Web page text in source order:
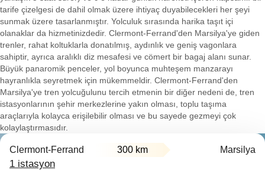
tarife çizelgesi de dahil olmak üzere ihtiyaç duyabilecekleri her şeyi
sunmak üzere tasarlanmıştır. Yolculuk sırasında harika taşıt içi
olanaklar da hizmetinizdedir. Clermont-Ferrand'den Marsilya'ye giden
trenler, rahat koltuklarla donatılmış, aydınlık ve geniş vagonlara
sahiptir, ayrıca aralıklı diz mesafesi ve cömert bir bagaj alanı sunar.
Büyük panaromik penceler, yol boyunca muhteşem manzarayı
hayranlıkla seyretmek için mükemmeldir. Clermont-Ferrand'den
Marsilya'ye tren yolcuğulunu tercih etmenin bir diğer nedeni de, tren
istasyonlarının şehir merkezlerine yakın olması, toplu taşıma
araçlarıyla kolayca erişilebilir olması ve bu sayede gezmeyi çok
kolaylaştırmasıdır.
Clermont-Ferrand 300 km Marsilya
1 istasyon